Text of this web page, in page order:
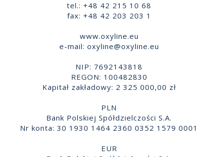
tel.: +48 42 215 10 68
fax: +48 42 203 203 1
www.oxyline.eu
e-mail: oxyline@oxyline.eu
NIP: 7692143818
REGON: 100482830
Kapitał zakładowy: 2 325 000,00 zł
PLN
Bank Polskiej Spółdzielczości S.A.
Nr konta: 30 1930 1464 2360 0352 1579 0001
EUR